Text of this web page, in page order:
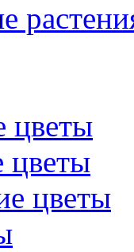
цветы
цветы
цветы